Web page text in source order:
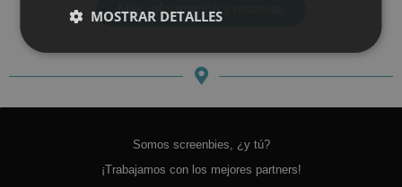
Más información y reservas
Somos screenbies, ¿y tú?
¡Trabajamos con los mejores partners!
MOSTRAR DETALLES